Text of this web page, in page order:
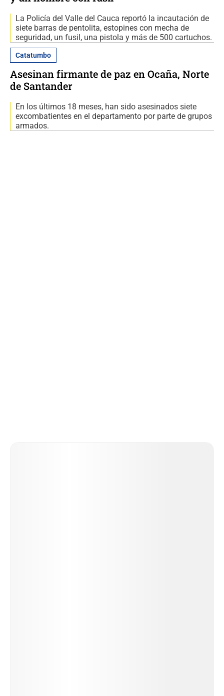
La Policía del Valle del Cauca reportó la incautación de
siete barras de pentolita, estopines con mecha de
seguridad, un fusil, una pistola y más de 500 cartuchos.
Catatumbo
Asesinan firmante de paz en Ocaña, Norte
de Santander
En los últimos 18 meses, han sido asesinados siete
excombatientes en el departamento por parte de grupos
armados.